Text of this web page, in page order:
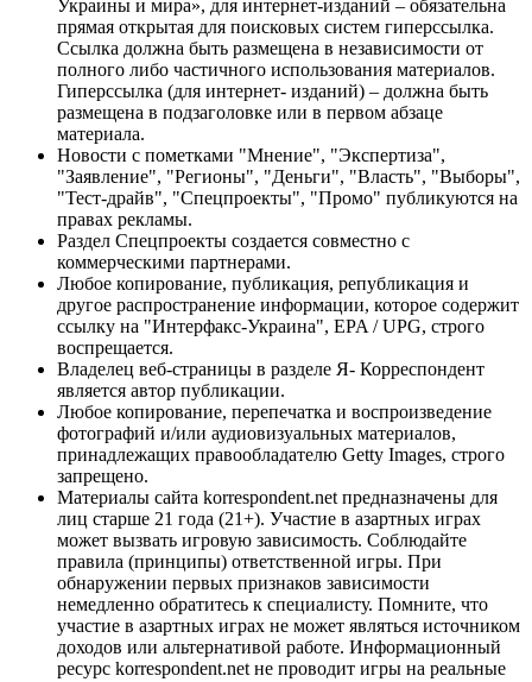
Украины и мира», для интернет-изданий – обязательна
прямая открытая для поисковых систем гиперссылка.
Ссылка должна быть размещена в независимости от
полного либо частичного использования материалов.
Гиперссылка (для интернет- изданий) – должна быть
размещена в подзаголовке или в первом абзаце
материала.
Новости с пометками "Мнение", "Экспертиза",
"Заявление", "Регионы", "Деньги", "Власть", "Выборы",
"Тест-драйв", "Спецпроекты", "Промо" публикуются на
правах рекламы.
Раздел Спецпроекты создается совместно с
коммерческими партнерами.
Любое копирование, публикация, републикация и
другое распространение информации, которое содержит
ссылку на "Интерфакс-Украина", EPA / UPG, строго
воспрещается.
Владелец веб-страницы в разделе Я- Корреспондент
является автор публикации.
Любое копирование, перепечатка и воспроизведение
фотографий и/или аудиовизуальных материалов,
принадлежащих правообладателю Getty Images, строго
запрещено.
Материалы сайта korrespondent.net предназначены для
лиц старше 21 года (21+). Участие в азартных играх
может вызвать игровую зависимость. Соблюдайте
правила (принципы) ответственной игры. При
обнаружении первых признаков зависимости
немедленно обратитесь к специалисту. Помните, что
участие в азартных играх не может являться источником
доходов или альтернативой работе. Информационный
ресурс korrespondent.net не проводит игры на реальные